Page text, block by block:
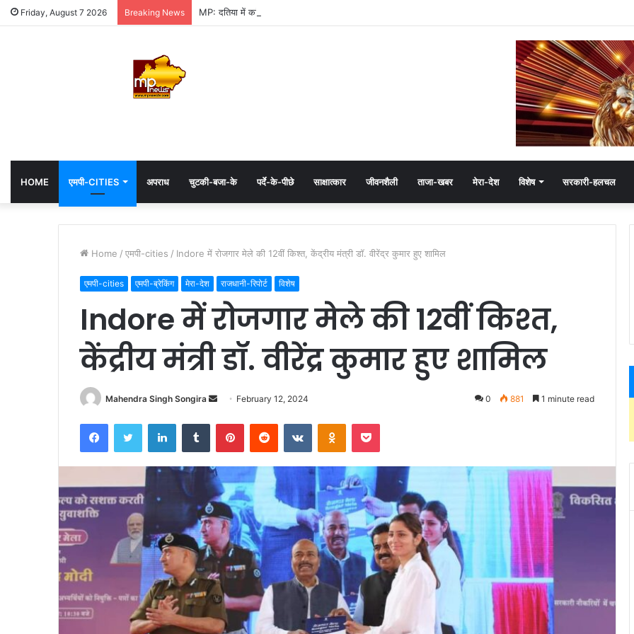
Friday, August 7 2026 Breaking News MP: दतिया में कांग्रेस की जीत में जयवर्धन सिंह का जादू, 35 में 30 बूथ जीते
HOME एमपी-CITIES अपराध चुटकी-बजा-के पर्दे-के-पीछे साक्षात्कार जीवनशैली ताजा-खबर मेरा-देश विशेष सरकारी-हलचल
Home / एमपी-cities / Indore में रोजगार मेले की 12वीं किश्त, केंद्रीय मंत्री डॉ. वीरेंद्र कुमार हुए शामिल
एमपी-cities एमपी-ब्रेकिंग मेरा-देश राजधानी-रिपोर्ट विशेष
Indore में रोजगार मेले की 12वीं किश्त,
केंद्रीय मंत्री डॉ. वीरेंद्र कुमार हुए शामिल
Mahendra Singh Songira
Send
email
February 12, 2024 0 881 1 minute read
FacebookTwitter LinkedInTumblr PinterestReddit VKontakteOdnoklassniki
Pocket